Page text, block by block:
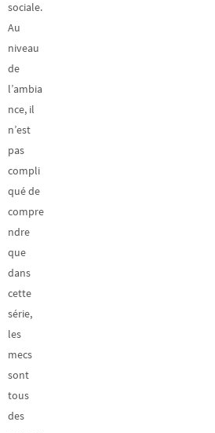
sociale.
Au
niveau
de
l’ambia
nce, il
n’est
pas
compli
qué de
compre
ndre
que
dans
cette
série,
les
mecs
sont
tous
des